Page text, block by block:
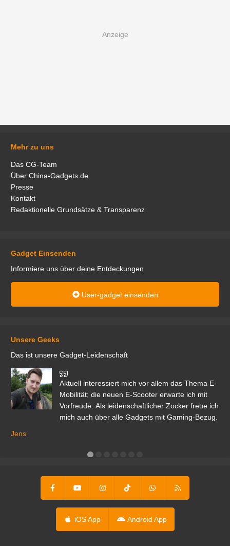
Mehr zu uns
Das CG-Team
Über China-Gadgets.de
Presse
Kontakt
Redaktionelle Grundsätze & Transparenz
Gadget Einsenden
Informiere uns über deine Entdeckungen
User-gadget einsenden
Unsere Geeks
Das ist unsere Gadget-Leidenschaft
Aktuell interessiert mich vor allem das Thema E-
Mobilität; die neuen E-Scooter erwarte ich mit
Vorfreude. Als leidenschaftlicher Zocker freue ich
mich auch über alle Gadgets mit Gaming-Bezug.
Jens
iOS App Android App